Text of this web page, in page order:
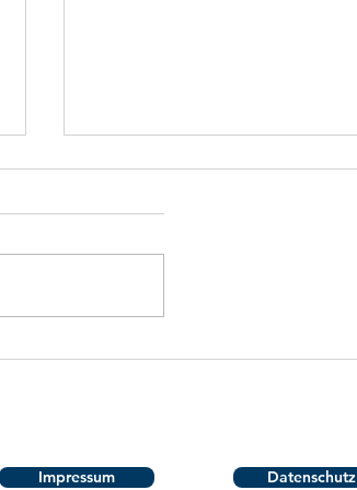
Trainingslager der D1
Impressum Datenschutz